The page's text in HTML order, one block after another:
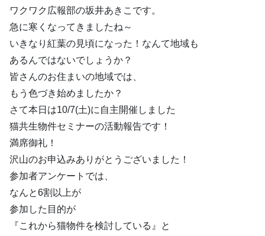
ワクワク広報部の坂井あきこです。
急に寒くなってきましたね～
いきなり紅葉の見頃になった！なんて地域も
あるんではないでしょうか？
皆さんのお住まいの地域では、
もう色づき始めましたか？
さて本日は10/7(土)に自主開催しました
猫共生物件セミナーの活動報告です！
満席御礼！
沢山のお申込みありがとうございました！
参加者アンケートでは、
なんと6割以上が
参加した目的が
『これから猫物件を検討している』と